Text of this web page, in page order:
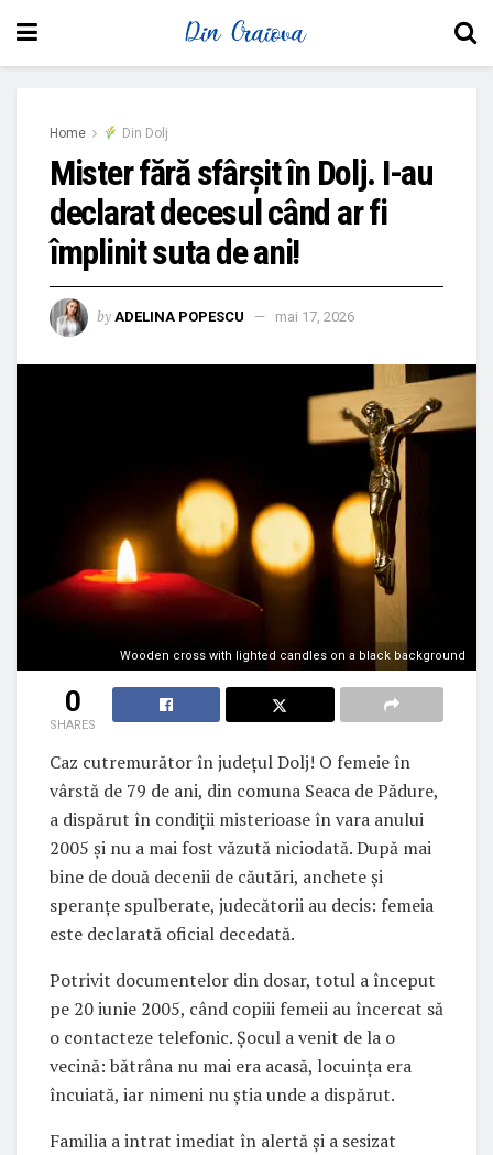
Home Din Dolj
Mister fără sfârșit în Dolj. I-au
declarat decesul când ar fi
împlinit suta de ani!
by ADELINA POPESCU mai 17, 2026
Wooden cross with lighted candles on a black background
0
SHARES
Caz cutremurător în județul Dolj! O femeie în
vârstă de 79 de ani, din comuna Seaca de Pădure,
a dispărut în condiții misterioase în vara anului
2005 și nu a mai fost văzută niciodată. După mai
bine de două decenii de căutări, anchete și
speranțe spulberate, judecătorii au decis: femeia
este declarată oficial decedată.
Potrivit documentelor din dosar, totul a început
pe 20 iunie 2005, când copiii femeii au încercat să
o contacteze telefonic. Șocul a venit de la o
vecină: bătrâna nu mai era acasă, locuința era
încuiată, iar nimeni nu știa unde a dispărut.
Familia a intrat imediat în alertă și a sesizat